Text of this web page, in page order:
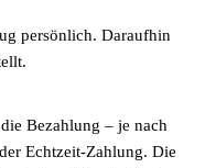
persönlich. Daraufhin
Bezahlung – je nach
Echtzeit-Zahlung. Die